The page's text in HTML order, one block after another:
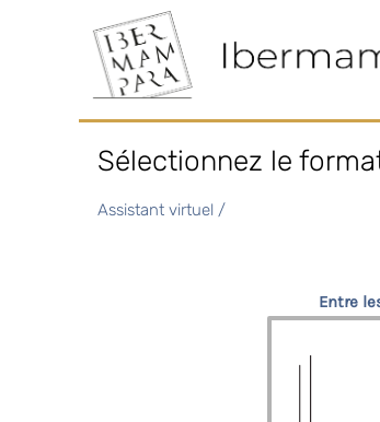
Sélectionnez le
Assistant virtuel /
Entre